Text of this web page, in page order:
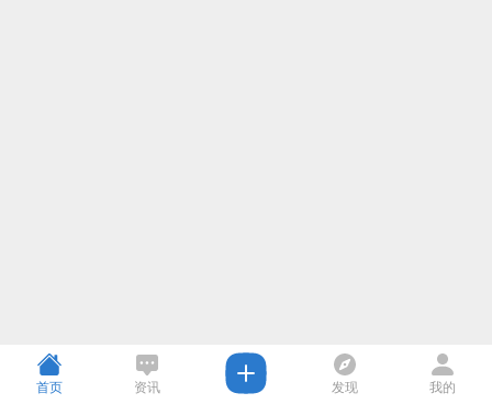
首页 资讯 发现 我的